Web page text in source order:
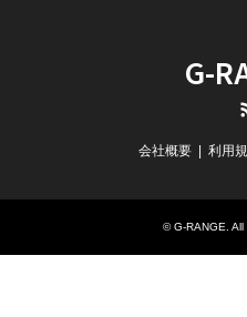
G-
会社概要 利用
©G-RANGE. All